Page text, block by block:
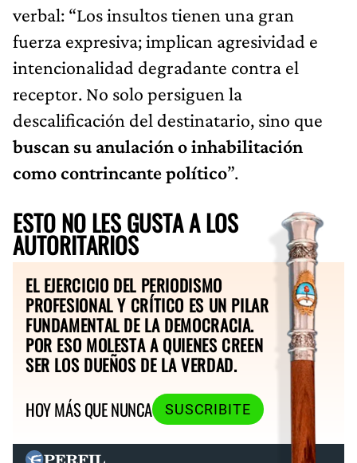
verbal: “Los insultos tienen una gran
fuerza expresiva; implican agresividad e
intencionalidad degradante contra el
receptor. No solo persiguen la
descalificación del destinatario, sino que
buscan su anulación o inhabilitación
como contrincante político”.
ESTO NO LES GUSTA A LOS
AUTORITARIOS
EL EJERCICIO DEL PERIODISMO
PROFESIONAL Y CRÍTICO ES UN PILAR
FUNDAMENTAL DE LA DEMOCRACIA.
POR ESO MOLESTA A QUIENES CREEN
SER LOS DUEÑOS DE LA VERDAD.
HOY MÁS QUE NUNCA
SUSCRIBITE